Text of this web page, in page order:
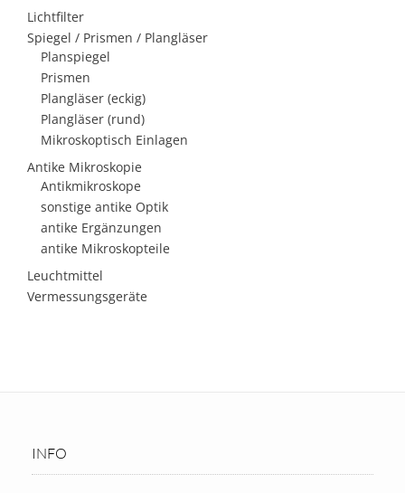
Lichtfilter
Spiegel / Prismen / Plangläser
Planspiegel
Prismen
Plangläser (eckig)
Plangläser (rund)
Mikroskoptisch Einlagen
Antike Mikroskopie
Antikmikroskope
sonstige antike Optik
antike Ergänzungen
antike Mikroskopteile
Leuchtmittel
Vermessungsgeräte
INFO